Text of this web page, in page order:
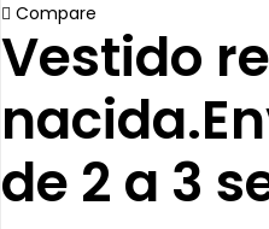
Compare
Vestido
de 2 a 3